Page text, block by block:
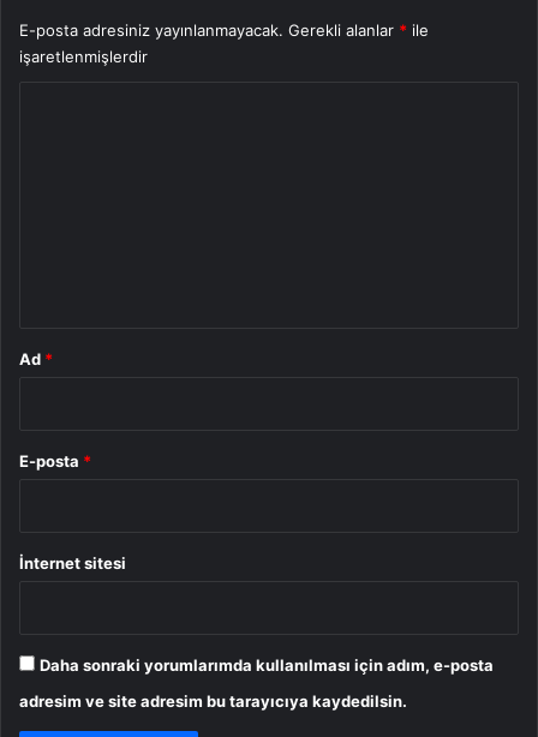
E-posta adresiniz yayınlanmayacak. Gerekli alanlar * ile
işaretlenmişlerdir
Ad *
E-posta *
İnternet sitesi
Daha sonraki yorumlarımda kullanılması için adım, e-posta
adresim ve site adresim bu tarayıcıya kaydedilsin.